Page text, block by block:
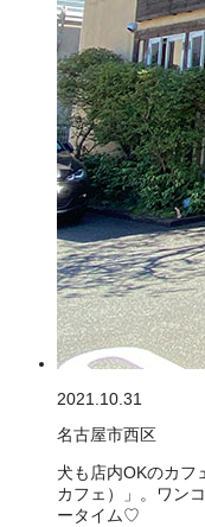
2021.10.31
名古屋市西区
犬も店内OKのカフ
カフェ）」。ワン
ータイム♡